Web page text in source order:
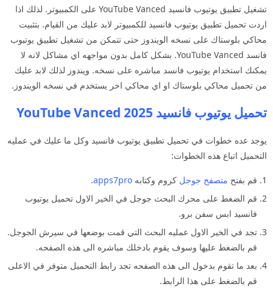
تشغيل تطبيق يوتيوب فانسيد YouTube Vanced على الكمبيوتر. لذلك اذا
اردت تحميل تطبيق يوتيوب فانسيد للكمبيوتر لابد عليك من القيام. بتثبيت
محاكي بلوستاك على نسخه الويندوز حتى تتمكن من تشغيل تطبيق يوتيوب
فانسد YouTube Vanced. بشكل كامل بدون مواجهه اي مشاكل لانه لا
يمكنك استخدام يوتيوب فانسد مباشره على نسخه. ويندوز لذلك لابد عليك
من تحميل محاكي بلوستاك او اي محاكي اخر يستخدم في نسخه الويندوز.
تحميل يوتيوب فانسيد 2025 YouTube Vanced
يوجد عده خطوات في تحميل تطبيق يوتيوب فانسيد وكل ما عليك في عمليه
التحميل اتباع هذه الخطوات:
قم بفتح متصفح جوجل كروم وكتابه apps7pro
.
قم الضغط على محرك البحث جوجل في الخير الاول تحميل يوتيوب
فانسيد ابس سفن برو.
تجد في الخير الاول عمليه البحث التي قمت بوضعها في سيرش الجوجل.
قم بالضغط عليها وسوف يقوم بادخلك مباشره الى هذه الصفحه.
بعد ما تقوم بدخول الى هذه الصفحه تجد رابط التحميل متوفر في الاعلى
قم بالضغط على هذا الرابط.